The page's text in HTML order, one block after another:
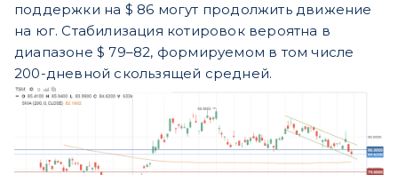
поддержки на $ 86 могут продолжить движение
на юг. Стабилизация котировок вероятна в
диапазоне $ 79–82, формируемом в том числе
200-дневной скользящей средней.